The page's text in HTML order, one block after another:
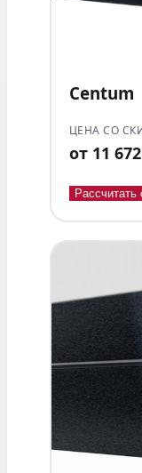
Centum
ЦЕНА СО
от 11
Рассчитать